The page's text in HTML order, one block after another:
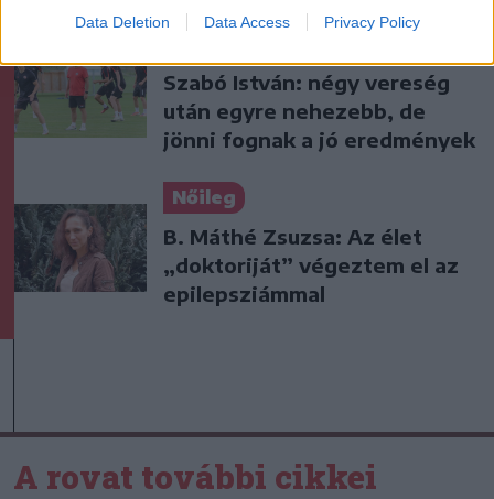
Data Deletion Data Access Privacy Policy
Szabó István: négy vereség
után egyre nehezebb, de
jönni fognak a jó eredmények
Nőileg
B. Máthé Zsuzsa: Az élet
„doktoriját” végeztem el az
epilepsziámmal
A rovat további cikkei